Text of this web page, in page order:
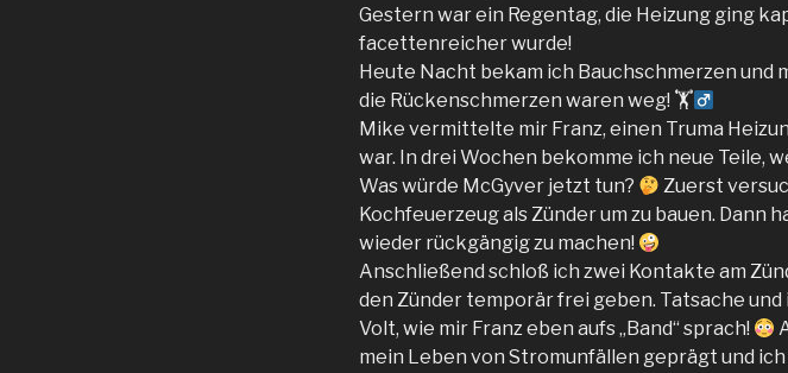
Gestern war ein Regentag, die Heizung ging
facettenreicher wurde!
Heute Nacht bekam ich Bauchschmerzen und
die Rückenschmerzen waren weg! 🏋‍
Mike vermittelte mir Franz, einen Truma
war. In drei Wochen bekomme ich neue Teile,
Was würde McGyver jetzt tun?
Zuerst
Kochfeuerzeug als Zünder um zu bauen.
wieder rückgängig zu machen!
Anschließend schloß ich zwei Kontakte am
den Zünder temporär frei geben. Tatsache
Volt, wie mir Franz eben aufs „Band“ sprach!
mein Leben von Stromunfällen geprägt und